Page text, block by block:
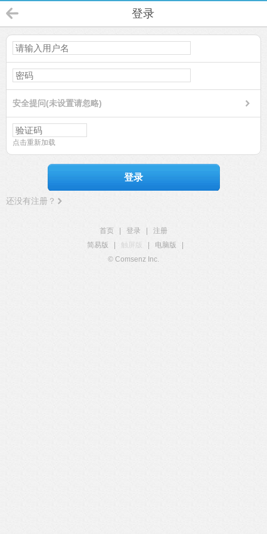
登录
安全提问(未设置请忽略)
点击重新加载
登录
还没有注册？
首页 登录
注册
简易版
触屏版 电脑版
© Comsenz Inc.